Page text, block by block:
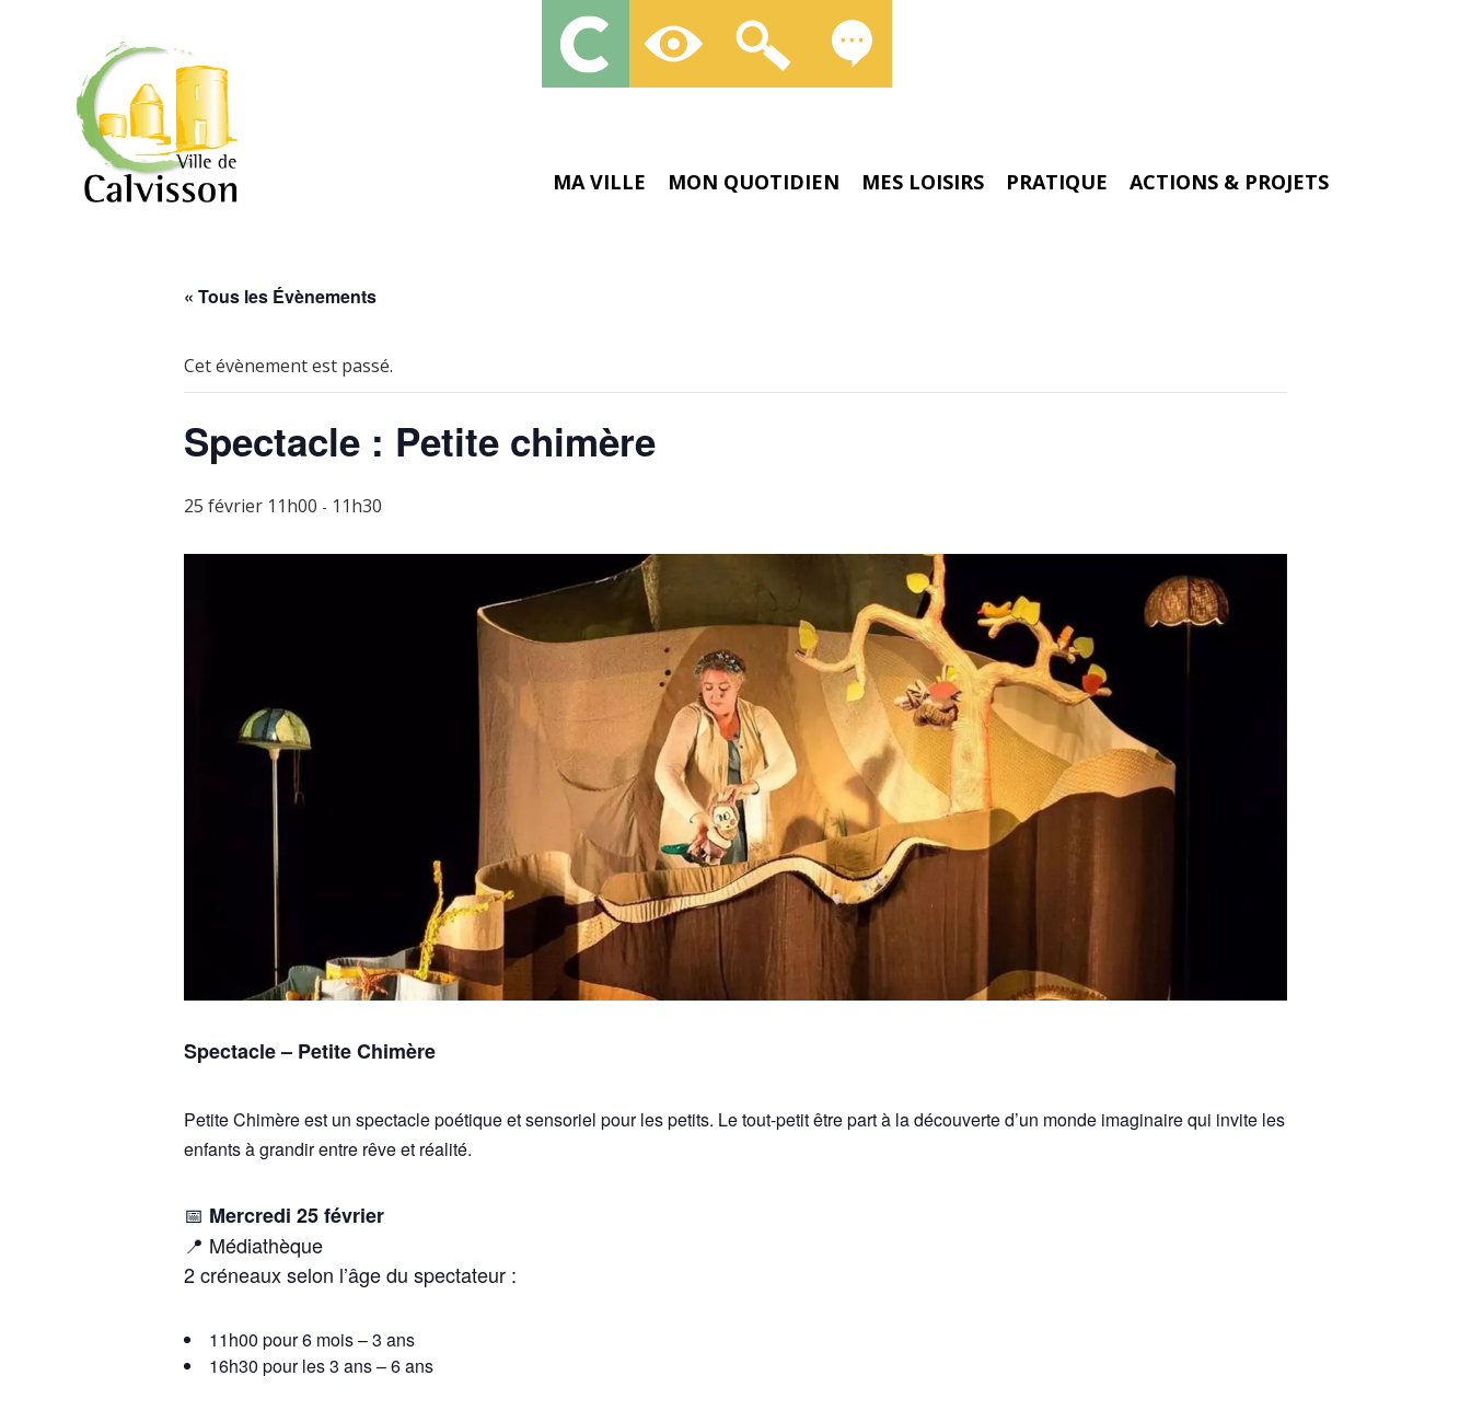
MA VILLE MON QUOTIDIEN MES LOISIRS PRATIQUE ACTIONS & PROJETS
« Tous les Évènements
Cet évènement est passé.
Spectacle : Petite chimère
25 février 11h00 - 11h30
Spectacle – Petite Chimère
Petite Chimère est un spectacle poétique et sensoriel pour les petits. Le tout-petit être part à la découverte d’un monde imaginaire qui invite les
enfants à grandir entre rêve et réalité.
📅 Mercredi 25 février
📍 Médiathèque
2 créneaux selon l’âge du spectateur :
11h00 pour 6 mois – 3 ans
16h30 pour les 3 ans – 6 ans